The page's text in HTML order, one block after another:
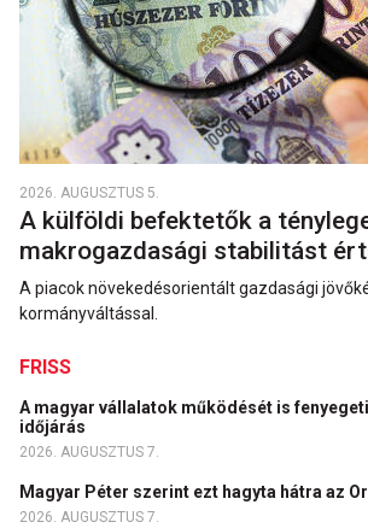
2026. AUGUSZTUS 5.
A külföldi befektetők a
makrogazdasági stabilitást
A piacok növekedésorientált gazdasági
kormányváltással.
FRISS
A magyar vállalatok működését is
időjárás
2026. AUGUSZTUS 7.
Magyar Péter szerint ezt hagyta hátra az
2026. AUGUSZTUS 7.